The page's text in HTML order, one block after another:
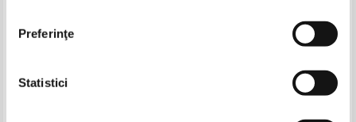
Preferinţe
Statistici